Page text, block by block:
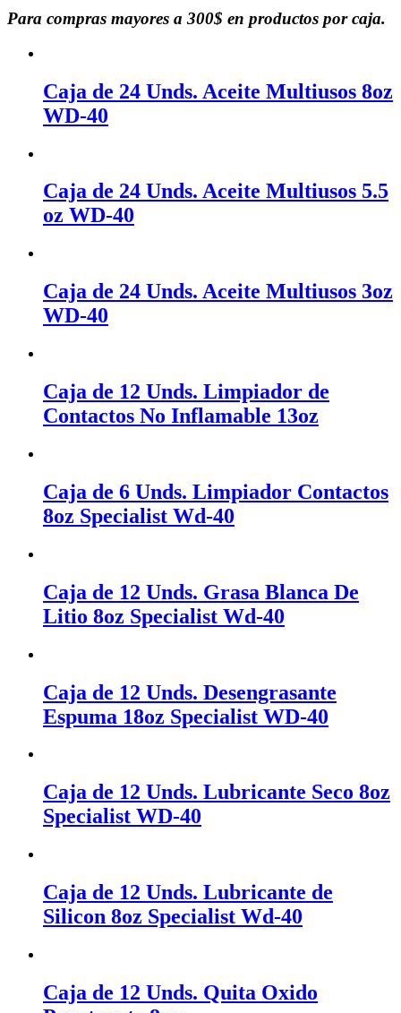
Para compras mayores a 300$ en productos por caja.
Caja de 24 Unds. Aceite Multiusos 8oz
WD-40
Caja de 24 Unds. Aceite Multiusos 5.5
oz WD-40
Caja de 24 Unds. Aceite Multiusos 3oz
WD-40
Caja de 12 Unds. Limpiador de
Contactos No Inflamable 13oz
Caja de 6 Unds. Limpiador Contactos
8oz Specialist Wd-40
Caja de 12 Unds. Grasa Blanca De
Litio 8oz Specialist Wd-40
Caja de 12 Unds. Desengrasante
Espuma 18oz Specialist WD-40
Caja de 12 Unds. Lubricante Seco 8oz
Specialist WD-40
Caja de 12 Unds. Lubricante de
Silicon 8oz Specialist Wd-40
Caja de 12 Unds. Quita Oxido